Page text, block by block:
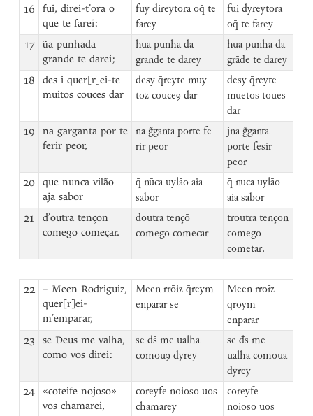
16
fui, direi-t’ora o
que te farei:
fuy direytora oq̄ te
farey
fui dyreytora
oq̄ te farey
17
ũa punhada
grande te darei;
hūa punha da
grande te darey
hūa punha da
grāde te darey
18
des i quer[r]ei-te
muitos couces dar
desy q̄reyte muy
toz couceꝯ dar
desy q̄reyte
muētos toues
dar
19
na garganta por te
ferir peor,
na g̃ganta porte fe
rir peor
jna g̃ganta
porte fesir
peor
20
que nunca vilão
aja sabor
q̄ nūca uylāo aia
sabor
q̄ nuca uylāo
aia sabor
21
d’outra tençon
comego começar.
doutratençō
comego comecar
troutra tençon
comego
cometar.
22
– Meen Rodriguiz,
quer[r]ei-
m’emparar,
Meen rrōiz q̄reym
enparar se
Meen rroīz
q̄roym
enparar
23
se Deus me valha,
como vos direi:
se ds̄ me ualha
comouꝯ dyrey
se đs me
ualha comoua
dyrey
24
«coteife nojoso»
vos chamarei,
coreyfe noioso uos
chamarey
coreyfe
noioso uos